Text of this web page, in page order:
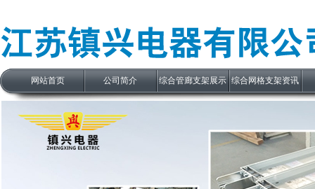
网站首页 公司简介 综合管廊支架展示 综合网格支架资讯